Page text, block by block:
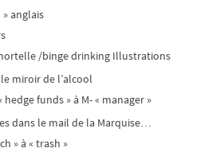
anglais
/binge drinking Illustrations
miroir de l’alcool
funds » à M- « manager »
dans le mail de la Marquise…
» à « trash »